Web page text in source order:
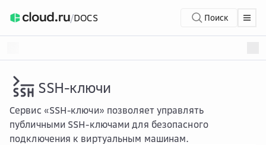
/DOCS Поиск
SSH-ключи
Сервис «SSH-ключи» позволяет управлять
публичными SSH-ключами для безопасного
подключения к виртуальным машинам.